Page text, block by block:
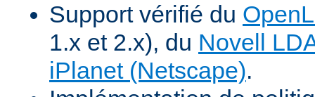
Support vérifié du
1.x et 2.x), du Novell
iPlanet (Netscape).